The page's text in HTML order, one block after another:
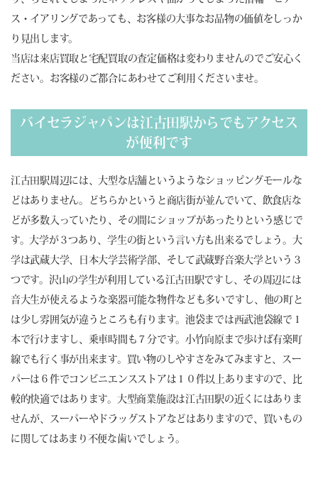
ス・イアリングであっても、お客様の大事なお品物の価値をしっか
り見出します。
当店は来店買取と宅配買取の査定価格は変わりませんのでご安心く
ださい。お客様のご都合にあわせてご利用くださいませ。
バイセラジャパンは江古田駅からでもアクセス
が便利です
江古田駅周辺には、大型な店舗というようなショッピングモールな
どはありません。どちらかというと商店街が並んでいて、飲食店な
どが多数入っていたり、その間にショップがあったりという感じで
す。大学が３つあり、学生の街という言い方も出来るでしょう。大
学は武蔵大学、日本大学芸術学部、そして武蔵野音楽大学という３
つです。沢山の学生が利用している江古田駅ですし、その周辺には
音大生が使えるような楽器可能な物件なども多いですし、他の町と
は少し雰囲気が違うところも有ります。池袋までは西武池袋線で１
本で行けますし、乗車時間も７分です。小竹向原まで歩けば有楽町
線でも行く事が出来ます。買い物のしやすさをみてみますと、スー
パーは６件でコンビニエンスストアは１０件以上ありますので、比
較的快適ではあります。大型商業施設は江古田駅の近くにはありま
せんが、スーパーやドラッグストアなどはありますので、買いもの
に関してはあまり不便な歯いでしょう。